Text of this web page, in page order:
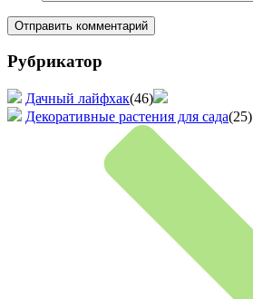
Рубрикатор
Дачный лайфхак(46)
Декоративные растения для сада(25)